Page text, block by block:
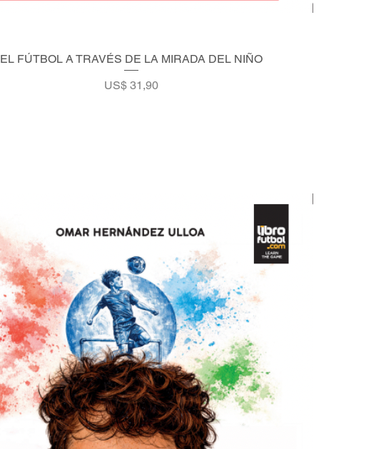
Vista rápida
EL FÚTBOL A TRAVÉS DE LA MIRADA DEL NIÑO
Precio
US$ 31,90